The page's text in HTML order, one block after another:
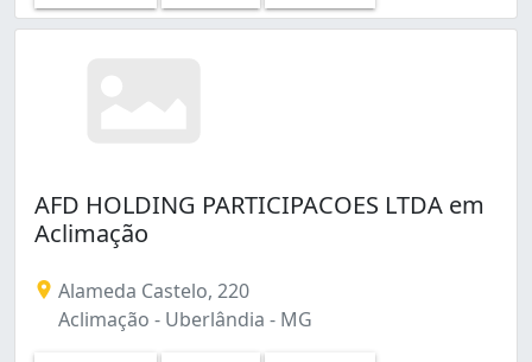
AFD HOLDING PARTICIPACOES LTDA em
Aclimação
Alameda Castelo, 220
Aclimação - Uberlândia - MG